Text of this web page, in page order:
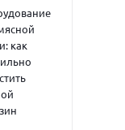
как